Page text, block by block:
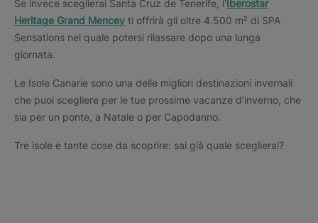
Se invece sceglierai Santa Cruz de Tenerife, l' Iberostar
Heritage Grand Mencey ti offrirà gli oltre 4.500 m² di SPA
Sensations nel quale potersi rilassare dopo una lunga
giornata.
Le Isole Canarie sono una delle migliori destinazioni invernali
che puoi scegliere per le tue prossime vacanze d’inverno, che
sia per un ponte, a Natale o per Capodanno.
Tre isole e tante cose da scoprire: sai già quale sceglierai?